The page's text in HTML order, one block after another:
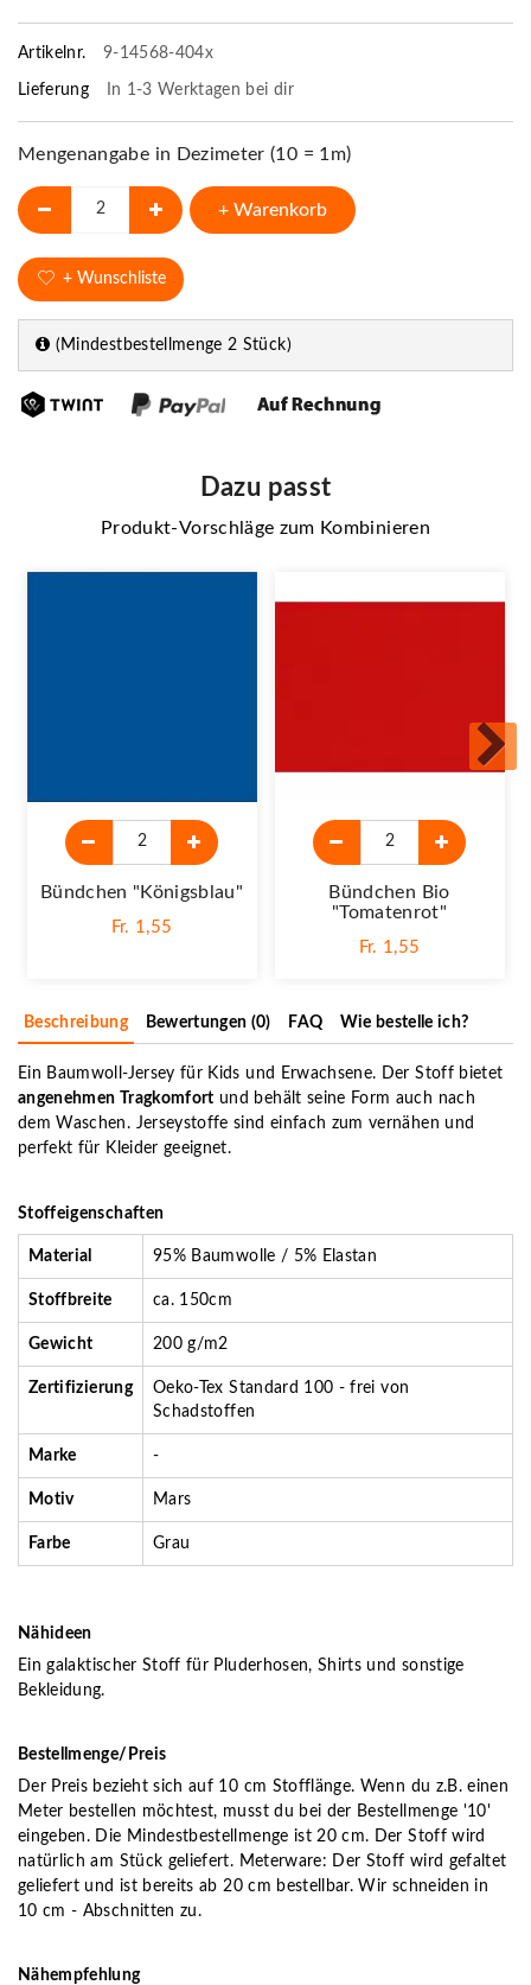
Artikelnr. 9-14568-404x
Lieferung In 1-3 Werktagen bei dir
Mengenangabe in Dezimeter (10 = 1m)
+ Warenkorb
+ Wunschliste
(Mindestbestellmenge 2 Stück)
Dazu passt
Produkt-Vorschläge zum Kombinieren
Bündchen "königsblau"
Fr. 1,55
Bündchen Bio
"Tomatenrot"
Fr. 1,55
Beschreibung Bewertungen (0) FAQ Wie bestelle ich?
Ein Baumwoll-Jersey für Kids und Erwachsene. Der Stoff bietet
angenehmen Tragkomfort und behält seine Form auch nach
dem Waschen. Jerseystoffe sind einfach zum vernähen und
perfekt für Kleider geeignet.
Stoffeigenschaften
Material 95% Baumwolle / 5% Elastan
Stoffbreite ca. 150cm
Gewicht 200 g/m2
Zertifizierung
Oeko-Tex Standard 100 - frei von
Schadstoffen
Marke -
Motiv Mars
Farbe Grau
Nähideen
Ein galaktischer Stoff für Pluderhosen, Shirts und sonstige
Bekleidung.
Bestellmenge/Preis
Der Preis bezieht sich auf 10 cm Stofflänge. Wenn du z.B. einen
Meter bestellen möchtest, musst du bei der Bestellmenge '10'
eingeben. Die Mindestbestellmenge ist 20 cm. Der Stoff wird
natürlich am Stück geliefert. Meterware: Der Stoff wird gefaltet
geliefert und ist bereits ab 20 cm bestellbar. Wir schneiden in
10 cm - Abschnitten zu.
Nähempfehlung